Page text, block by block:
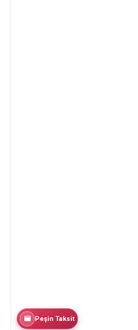
Peşin Taksit